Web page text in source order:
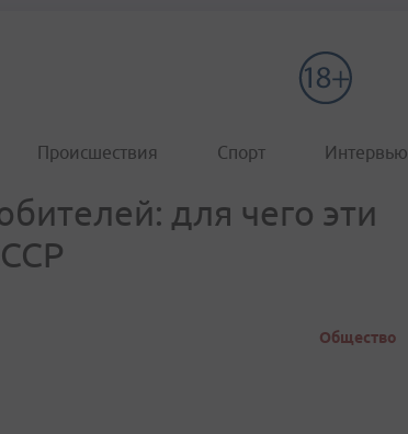
Происшествия Спорт Интервью
для чего эти
Общество